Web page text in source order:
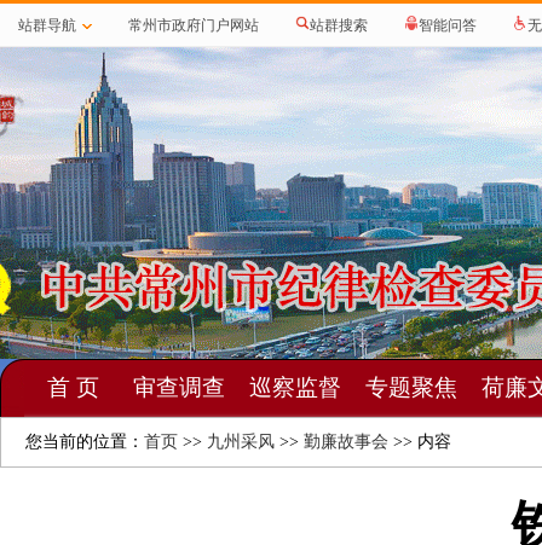
站群导航 常州市政府门户网站 站群搜索 智能问答
首 页 审查调查 巡察监督 专题聚焦 荷廉
您当前的位置： 首页 >> 九州采风 >> 勤廉故事会 >> 内容